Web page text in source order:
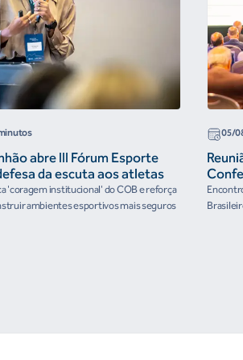
abre III Fórum Esporte
da escuta aos atletas
'coragem institucional' do COB e reforça
ambientes esportivos mais seguros
05/
the